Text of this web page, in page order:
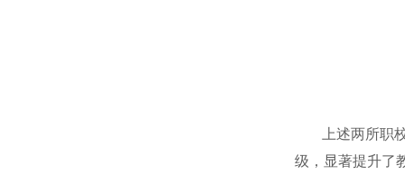
上述两所职校
级，显著提升了